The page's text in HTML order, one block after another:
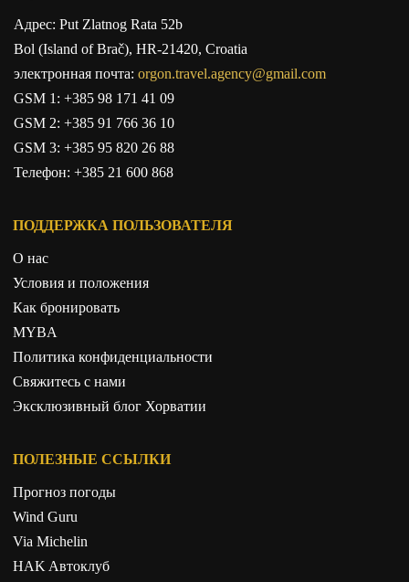
Адрес: Put Zlatnog Rata 52b
Bol (Island of Brač), HR-21420, Croatia
электронная почта:orgon.travel.agency@gmail.com
GSM 1:+385 98 171 41 09
GSM 2:+385 91 766 36 10
GSM 3:+385 95 820 26 88
Телефон:+385 21 600 868
ПОДДЕРЖКА ПОЛЬЗОВАТЕЛЯ
О нас
Условия и положения
Как бронировать
MYBA
Политика конфиденциальности
Свяжитесь с нами
Эксклюзивный блог Хорватии
ПОЛЕЗНЫЕ ССЫЛКИ
Прогноз погоды
Wind Guru
Via Michelin
HAK Aвтоклуб